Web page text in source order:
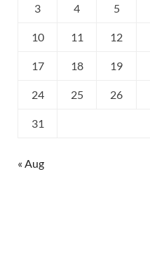
3 4 5
10 11 12
17 18 19
24 25 26
31
« Aug